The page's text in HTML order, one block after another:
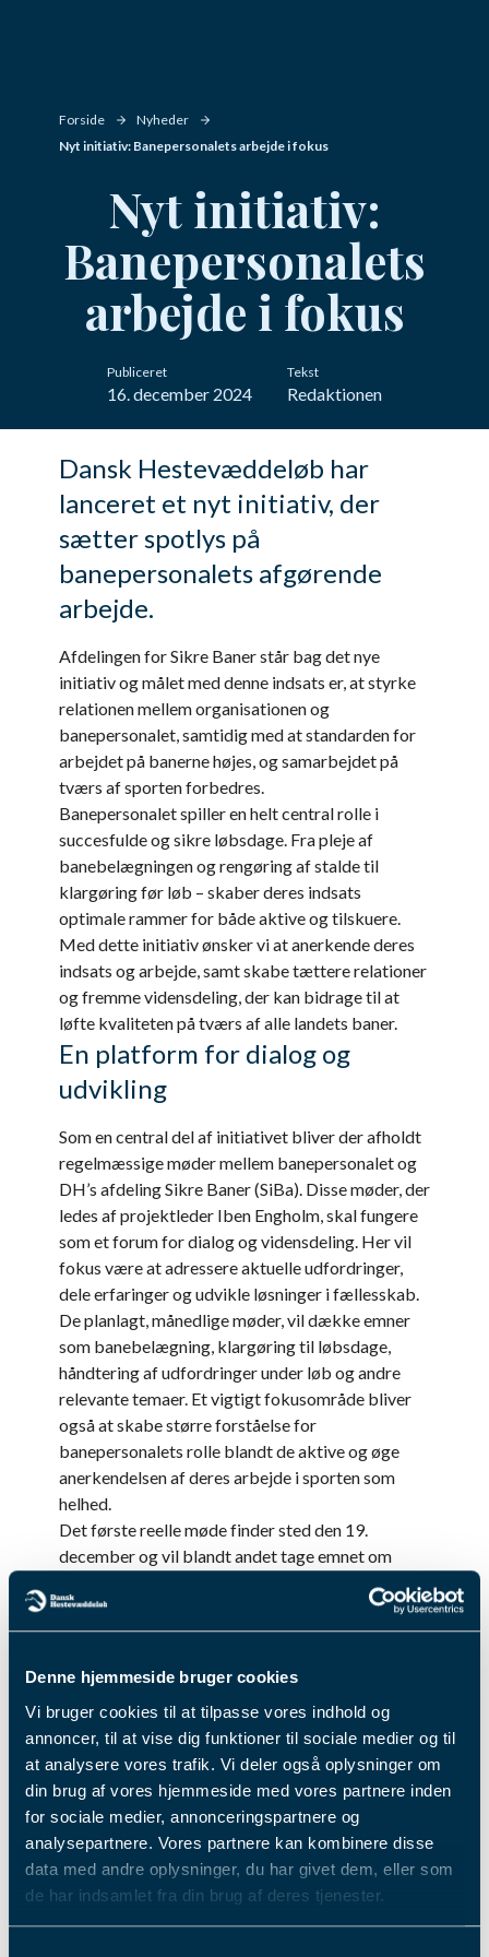
Denne hjemmeside bruger cookies
Vi bruger cookies til at tilpasse vores indhold og
annoncer, til at vise dig funktioner til sociale medier og til
at analysere vores trafik. Vi deler også oplysninger om
din brug af vores hjemmeside med vores partnere inden
for sociale medier, annonceringspartnere og
analysepartnere. Vores partnere kan kombinere disse
data med andre oplysninger, du har givet dem, eller som
de har indsamlet fra din brug af deres tjenester.
Forside
Nyheder
Nyt initiativ: Banepersonalets arbejde i fokus
Nyt initiativ:
Banepersonalets
arbejde i fokus
Publiceret
16. december 2024
Tekst
Redaktionen
Dansk Hestevæddeløb har
lanceret et nyt initiativ, der
sætter spotlys på
banepersonalets afgørende
arbejde.
Afdelingen for Sikre Baner står bag det nye
initiativ og målet med denne indsats er, at styrke
relationen mellem organisationen og
banepersonalet, samtidig med at standarden for
arbejdet på banerne højes, og samarbejdet på
tværs af sporten forbedres.
Banepersonalet spiller en helt central rolle i
succesfulde og sikre løbsdage. Fra pleje af
banebelægningen og rengøring af stalde til
klargøring før løb – skaber deres indsats
optimale rammer for både aktive og tilskuere.
Med dette initiativ ønsker vi at anerkende deres
indsats og arbejde, samt skabe tættere relationer
og fremme vidensdeling, der kan bidrage til at
løfte kvaliteten på tværs af alle landets baner.
En platform for dialog og
udvikling
Som en central del af initiativet bliver der afholdt
regelmæssige møder mellem banepersonalet og
DH’s afdeling Sikre Baner (SiBa). Disse møder, der
ledes af projektleder Iben Engholm, skal fungere
som et forum for dialog og vidensdeling. Her vil
fokus være at adressere aktuelle udfordringer,
dele erfaringer og udvikle løsninger i fællesskab.
De planlagt, månedlige møder, vil dække emner
som banebelægning, klargøring til løbsdage,
håndtering af udfordringer under løb og andre
relevante temaer. Et vigtigt fokusområde bliver
også at skabe større forståelse for
banepersonalets rolle blandt de aktive og øge
anerkendelsen af deres arbejde i sporten som
helhed.
Det første reelle møde finder sted den 19.
december og vil blandt andet tage emnet om
banebelægning op, herunder hvordan banerne i
dag klargøres frem mod og under løbsdage, men
også en snak om selve belægningen. Netop
en central del af banemændenes arbejde, og har
stor betydning for alle aktive.
En del af en skandinavisk
indsats
Initiativet er i tråd med en generel skandinavisk
indsats for at styrke samarbejdet med
banepersonale og sikre, at deres arbejde bliver
anerkendt som en kernefunktion i sporten. Målet
er at skabe en kultur, hvor banepersonalet i endnu